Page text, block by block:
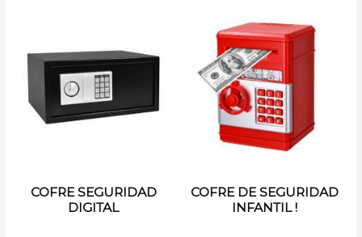
COFRE SEGURIDAD
DIGITAL
COFRE DE SEGURIDAD
INFANTIL !